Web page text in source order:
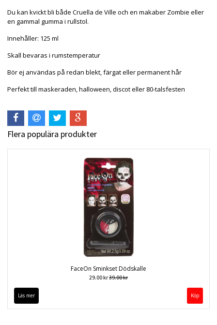
Du kan kvickt bli både Cruella de Ville och en makaber Zombie eller
en gammal gumma i rullstol.
Innehåller: 125 ml
Skall bevaras i rumstemperatur
Bör ej användas på redan blekt, färgat eller permanent hår
Perfekt till maskeraden, halloween, discot eller 80-talsfesten
Flera populära produkter
FaceOn Sminkset Dödskalle
29.00 kr39.00 kr
Läs mer